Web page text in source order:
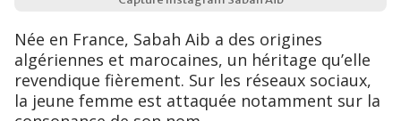
Née en France, Sabah Aib a des origines
algériennes et marocaines, un héritage qu’elle
revendique fièrement. Sur les réseaux sociaux,
la jeune femme est attaquée notamment sur la